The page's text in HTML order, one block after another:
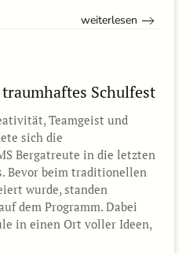
weiterlesen
Schulfest
Teamgeist und
sich die
Bergatreute in die letzten
Bevor beim traditionellen
wurde, standen
dem Programm. Dabei
in einen Ort voller Ideen,